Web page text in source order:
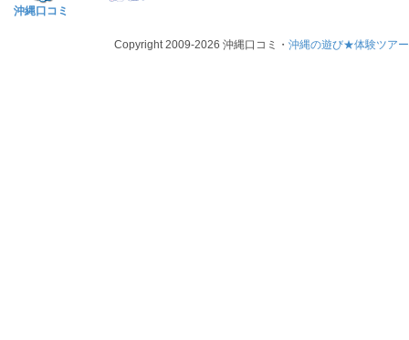
沖縄口コミ
Copyright 2009-2026 沖縄口コミ・沖縄の遊び★体験ツアー